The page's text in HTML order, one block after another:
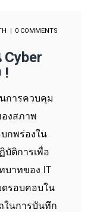
0 COMMENTS
!
การควบคุม
งสภาพ
กพร่องใน
บัติการเพื่อ
บาทของ IT
ดรอบคอบใน
ในการบันทึก